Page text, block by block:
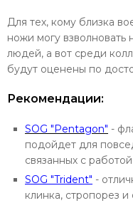
Для тех, кому близка
ножи могу
людей, а вот среди
будут оценены по
Рекомендации:
SOG "Pentagon" -
подойдет для
связанных с
SOG "Trident" -
клинка, стропорез и